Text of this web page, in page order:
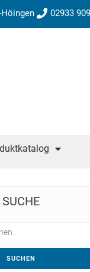
Höingen 02933
SUCHE
SUCHEN